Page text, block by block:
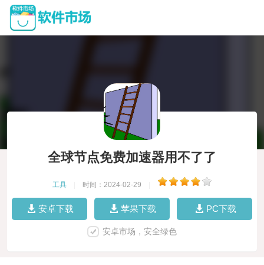
全球节点免费加速器用不了了
工具 时间：2024-02-29
安卓下载 苹果下载 PC下载
安卓市场，安全绿色